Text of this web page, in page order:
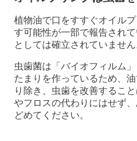
植物油で口をすすぐオイル
す可能性が一部で報告され
としては確立されていません
虫歯菌は「バイオフィルム
たまりを作っているため、
り除き、虫歯を改善するこ
やフロスの代わりにはせず
どめてください。